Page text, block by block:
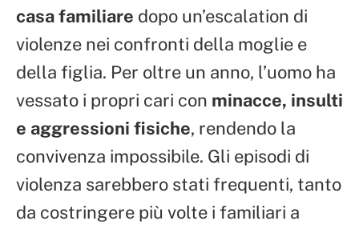
casa familiare dopo un’escalation di
violenze nei confronti della moglie e
della figlia. Per oltre un anno, l’uomo ha
vessato i propri cari con minacce, insulti
e aggressioni fisiche, rendendo la
convivenza impossibile. Gli episodi di
violenza sarebbero stati frequenti, tanto
da costringere più volte i familiari a